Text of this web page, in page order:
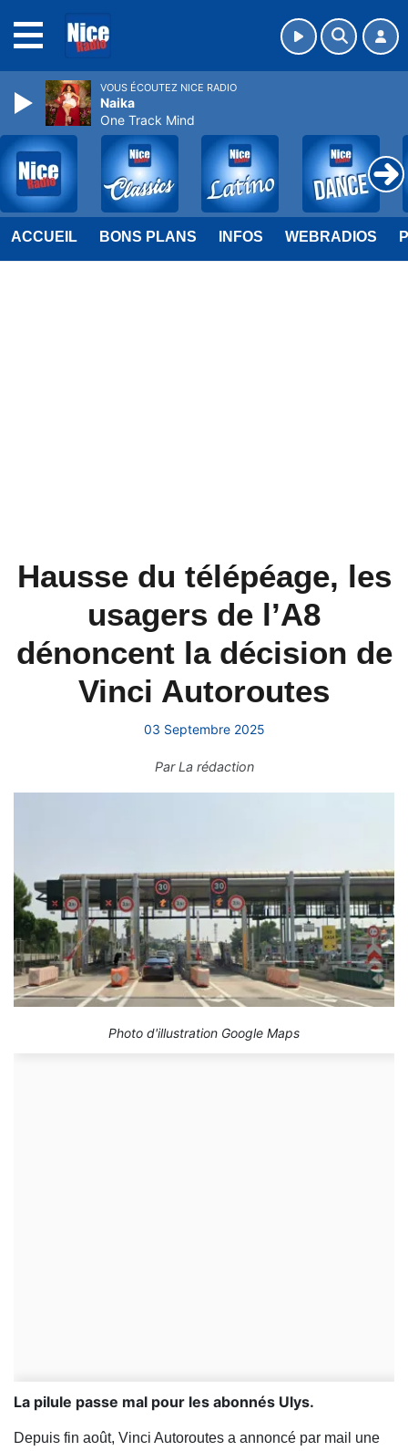
ACCUEIL BONS PLANS INFOS WEBRADIOS
Hausse du télépéage, les
usagers de l’A8
dénoncent la décision de
Vinci Autoroutes
03 Septembre 2025
ParLa rédaction
Photo d'illustration Google Maps
La pilule passe mal pour les abonnés Ulys.
Depuis fin août, Vinci Autoroutes a annoncé par mail une
VOUS ÉCOUTEZ NICE RADIO
Naika
One Track Mind